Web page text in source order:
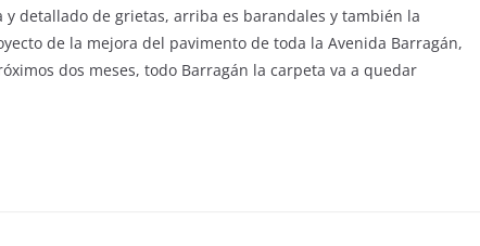
detallado de grietas, arriba es barandales y también la
de la mejora del pavimento de toda la Avenida Barragán,
dos meses, todo Barragán la carpeta va a quedar